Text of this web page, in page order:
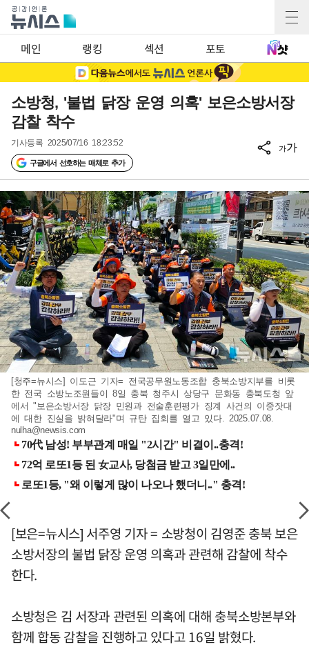
메인 랭킹 섹션 포토
소방청, '불법 닭장 운영 의혹' 보은소방서장
감찰 착수
기사등록 2025/07/16 18:23:52
구글에서 선호하는 매체로 추가
가가
[청주=뉴시스] 이도근 기자= 전국공무원노동조합 충북소방지부를 비롯
한 전국 소방노조원들이 8일 충북 청주시 상당구 문화동 충북도청 앞
에서 "보은소방서장 닭장 민원과 전술훈련평가 징계 사건의 이중잣대
에 대한 진실을 밝혀달라"며 규탄 집회를 열고 있다. 2025.07.08.
nulha@newsis.com
[보은=뉴시스] 서주영 기자 = 소방청이 김영준 충북 보은
소방서장의 불법 닭장 운영 의혹과 관련해 감찰에 착수
한다.
소방청은 김 서장과 관련된 의혹에 대해 충북소방본부와
함께 합동 감찰을 진행하고 있다고 16일 밝혔다.